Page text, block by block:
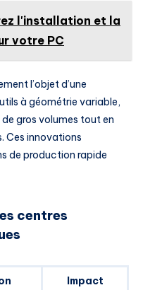
l'installation et la
votre PC
l’objet d’une
à géométrie variable,
gros volumes tout en
Ces innovations
de production rapide
centres
Impact